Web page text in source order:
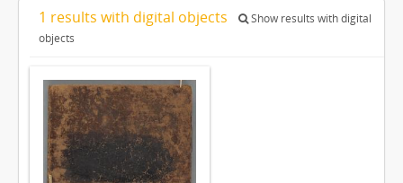
1 results with digital objects
Show results with digital
objects